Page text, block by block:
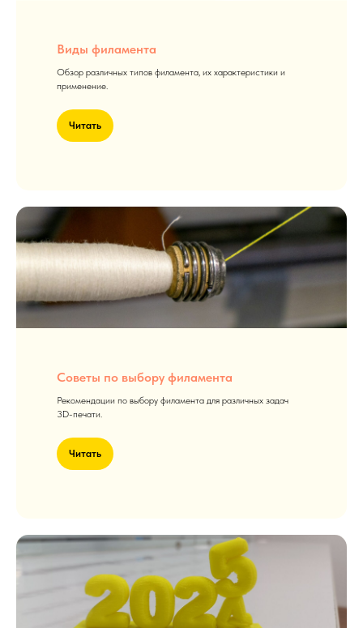
Виды филамента
Обзор различных типов филамента, их характеристики и
применение.
Читать
Советы по выбору филамента
Рекомендации по выбору филамента для различных задач
3D-печати.
Читать